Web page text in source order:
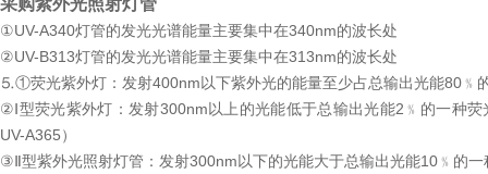
采购紫外光照射灯管
①UV-A340灯管的发光光谱能量主要集中在340nm的波长处
②UV-B313灯管的发光光谱能量主要集中在313nm的波长处
⒌①荧光紫外灯：发射400nm以下紫外光的能量至少占总输出光能80﹪
②Ⅰ型荧光紫外灯：发射300nm以上的光能低于总输出光能2﹪的一种
UV-A365）
③Ⅱ型紫外光照射灯管：发射300nm以下的光能大于总输出光能10﹪的